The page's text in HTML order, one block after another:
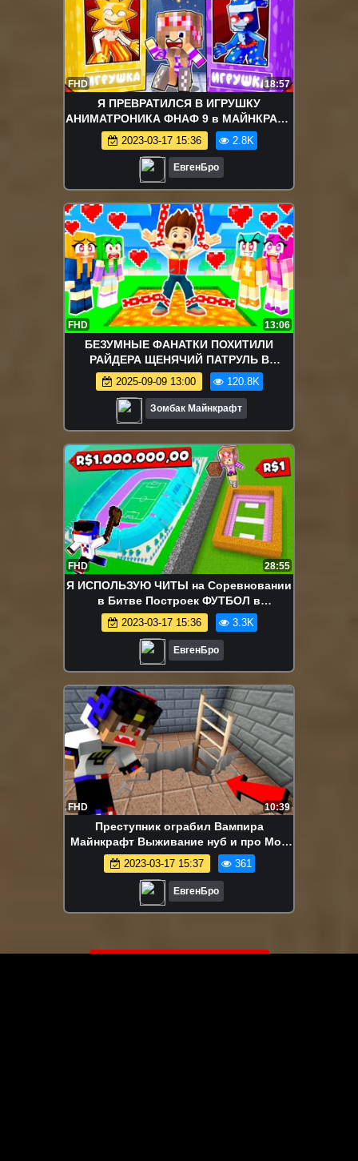
FHD 18:57
Я ПРЕВРАТИЛСЯ В ИГРУШКУ
АНИМАТРОНИКА ФНАФ 9 в МАЙНКРАФТ
! ДЕВУШКА НУБ И ПРО ВИДЕО
ТРОЛЛИНГ MINECRAFT
2023-03-17 15:36 2.8K
ЕвгенБро
FHD 13:06
БЕЗУМНЫЕ ФАНАТКИ ПОХИТИЛИ
РАЙДЕРА ЩЕНЯЧИЙ ПАТРУЛЬ В
МАЙНКРАФТ МУЛЬТИК
2025-09-09 13:00 120.8K
Зомбак Майнкрафт
FHD 28:55
Я ИСПОЛЬЗУЮ ЧИТЫ на Соревновании
в Битве Построек ФУТБОЛ в
МАЙНКРАФТ ДЕВУШКА ВИДЕО
ТРОЛИНГ MINECRAFT
2023-03-17 15:36 3.3K
ЕвгенБро
FHD 10:39
Преступник ограбил Вампира
Майнкрафт Выживание нуб и про Мод
Моды видео minecraft
2023-03-17 15:37 361
ЕвгенБро